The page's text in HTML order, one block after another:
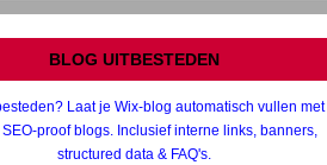
BLOG UITBESTEDEN
Laat je Wix-blog automatisch vullen met
proof blogs. Inclusief interne links, banners,
structured data & FAQ's.